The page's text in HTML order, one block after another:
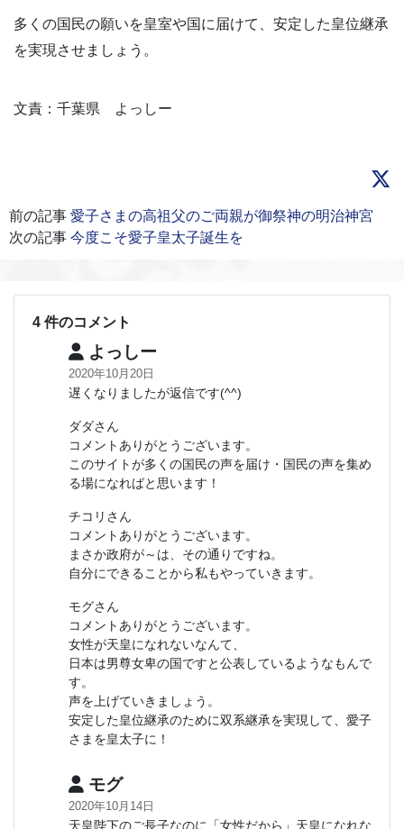
多くの国民の願いを皇室や国に届けて、安定した皇位継承
を実現させましょう。
文責：千葉県 よっしー
前の記事 愛子さまの高祖父のご両親が御祭神の明治神宮
次の記事 今度こそ愛子皇太子誕生を
4 件のコメント
よっしー
2020年10月20日
遅くなりましたが返信です(^^)
ダダさん
コメントありがとうございます。
このサイトが多くの国民の声を届け・国民の声を集め
る場になればと思います！
チコリさん
コメントありがとうございます。
まさか政府が～は、その通りですね。
自分にできることから私もやっていきます。
モグさん
コメントありがとうございます。
女性が天皇になれないなんて、
日本は男尊女卑の国ですと公表しているようなもんで
す。
声を上げていきましょう。
安定した皇位継承のために双系継承を実現して、愛子
さまを皇太子に！
モグ
2020年10月14日
天皇陛下のご長子なのに「女性だから」天皇になれな